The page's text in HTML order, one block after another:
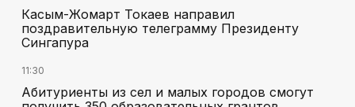
Касым-Жомарт Токаев направил
поздравительную телеграмму Президенту
Сингапура
11:30
Абитуриенты из сел и малых городов смогут